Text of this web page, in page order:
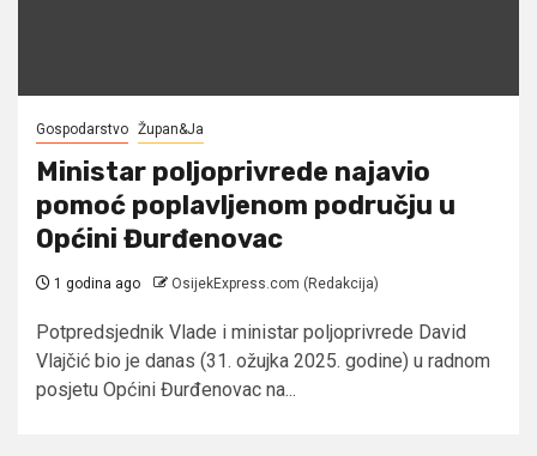
Gospodarstvo Župan&Ja
Ministar poljoprivrede najavio
pomoć poplavljenom području u
Općini Đurđenovac
1 godina ago OsijekExpress.com (Redakcija)
Potpredsjednik Vlade i ministar poljoprivrede David
Vlajčić bio je danas (31. ožujka 2025. godine) u radnom
posjetu Općini Đurđenovac na...